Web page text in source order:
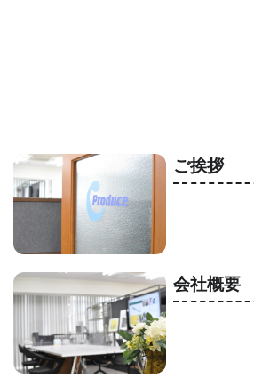
ご挨拶
会社概要